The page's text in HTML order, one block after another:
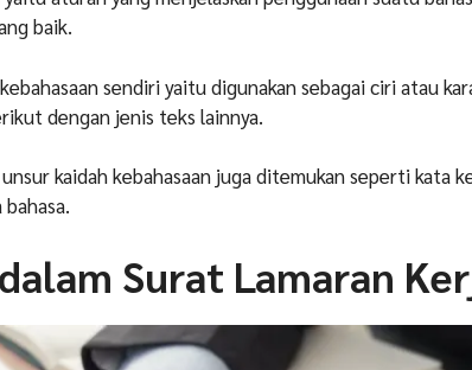
baik.
sendiri yaitu digunakan sebagai ciri atau
dengan jenis teks lainnya.
kaidah kebahasaan juga ditemukan seperti kata
Surat Lamaran